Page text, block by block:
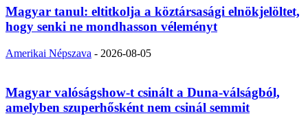
Magyar tanul: eltitkolja a köztársasági elnökjelöltet,
hogy senki ne mondhasson véleményt
Amerikai Népszava - 2026-08-05
Magyar valóságshow-t csinált a Duna-válságból,
amelyben szuperhősként nem csinál semmit